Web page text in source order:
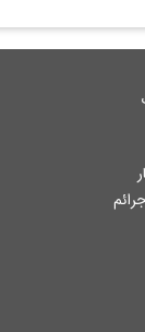
ماده 12 فصل سوم قانون جرائم